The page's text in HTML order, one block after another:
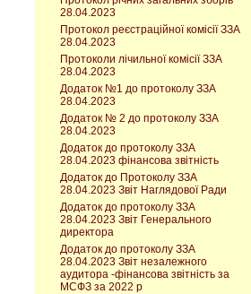
28.04.2023
Протокол реєстраційної комісії ЗЗА
28.04.2023
Протоколи лічильної комісії ЗЗА
28.04.2023
Додаток №1 до протоколу ЗЗА
28.04.2023
Додаток № 2 до протоколу ЗЗА
28.04.2023
Додаток до протоколу ЗЗА
28.04.2023 фінансова звітність
Додаток до Протоколу ЗЗА
28.04.2023 Звіт Наглядової Ради
Додаток до протоколу ЗЗА
28.04.2023 Звіт Генерального
директора
Додаток до протоколу ЗЗА
28.04.2023 Звіт незалежного
аудитора -фінансова звітність за
МСФЗ за 2022 р